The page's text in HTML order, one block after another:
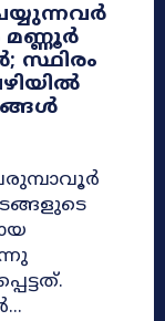
മണ്ണൂർ
സ്ഥിരം